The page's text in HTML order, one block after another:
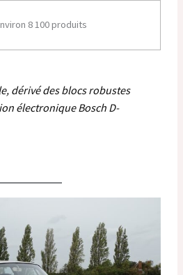
8 100 produits
dérivé des blocs robustes
électronique Bosch D-